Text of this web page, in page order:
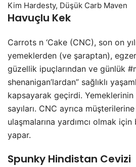
Kim Hardesty, Düşük Carb Maven
Havuçlu Kek
Carrots n ‘Cake (CNC), son on
yemeklerden (ve şaraptan),
güzellik ipuçlarından ve günlük
shenanigan’lardan” sağlıklı
kapsayarak geçirdi.
sayıları. CNC ayrıca
ulaşmalarına yardımcı olmak için
yapar.
Spunky Hindistan Cevizi